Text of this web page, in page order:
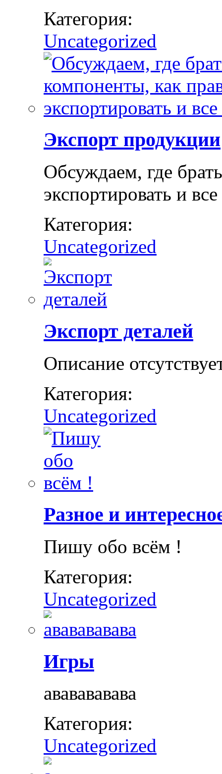
Категория:
Uncategorized
Экспорт продукции
Обсуждаем, где
экспортировать и
Категория:
Uncategorized
Экспорт деталей
Описание
Категория:
Uncategorized
Разное и
Пишу обо всём !
Категория:
Uncategorized
Игры
ававававава
Категория:
Uncategorized